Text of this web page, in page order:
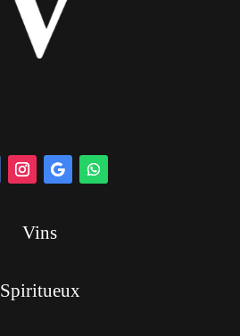
Vins
Spiritueux